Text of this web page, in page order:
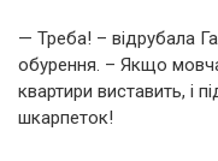
— Треба! – відрубала
обурення. – Якщо
квартири виставить, і
шкарпеток!